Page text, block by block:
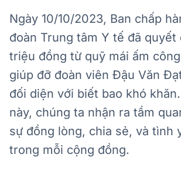
Ngày 10/10/2023, Ban chấp
đoàn Trung tâm Y tế đã quyết
triệu đồng từ quỹ mái ấm
giúp đỡ đoàn viên Đậu Văn
đối diện với biết bao khó
này, chúng ta nhận ra tầm
sự đồng lòng, chia sẻ, và tình
trong mỗi cộng đồng.